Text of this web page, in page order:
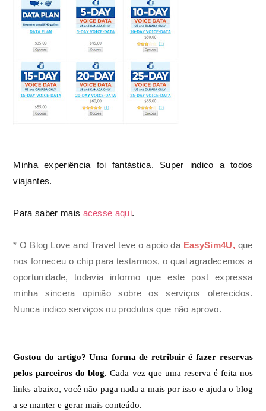
Minha experiência foi fantástica. Super indico a todos
viajantes.
Para saber mais acesse aqui.
* O Blog Love and Travel teve o apoio da EasySim4U,que
nos forneceu o chip para testarmos, o qual agradecemos a
oportunidade, todavia informo que este post expressa
minha sincera opinião sobre os serviços oferecidos.
Nunca indico serviços ou produtos que não aprovo.
Gostou do artigo? Uma forma de retribuir é fazer reservas
pelos parceiros do blog. Cada vez que uma reserva é feita nos
links abaixo, você não paga nada a mais por isso e ajuda o blog
a se manter e gerar mais conteúdo.